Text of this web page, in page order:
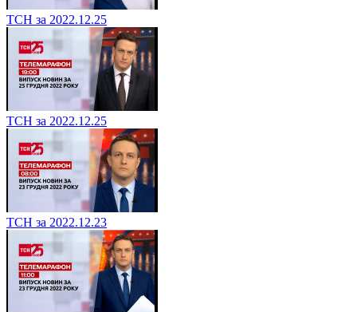
ТСН за 2022.12.25
ТСН за 2022.12.25
ТСН за 2022.12.23